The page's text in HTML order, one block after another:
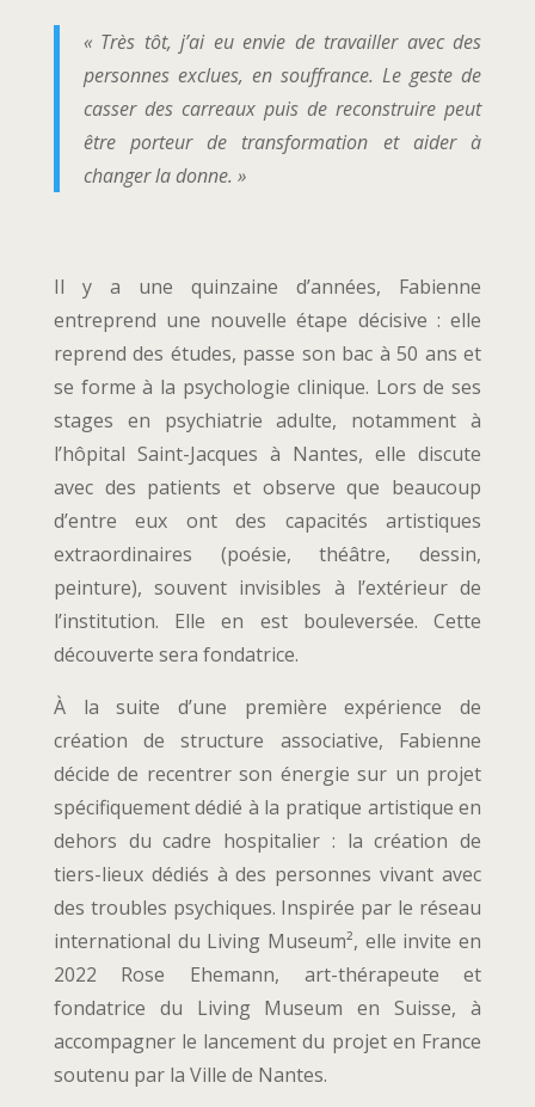
« Très tôt, j’ai eu envie de travailler avec des
personnes exclues, en souffrance. Le geste de
casser des carreaux puis de reconstruire peut
être porteur de transformation et aider à
changer la donne. »
Il y a une quinzaine d’années, Fabienne
entreprend une nouvelle étape décisive : elle
reprend des études, passe son bac à 50 ans et
se forme à la psychologie clinique. Lors de ses
stages en psychiatrie adulte, notamment à
l’hôpital Saint-Jacques à Nantes, elle discute
avec des patients et observe que beaucoup
d’entre eux ont des capacités artistiques
extraordinaires (poésie, théâtre, dessin,
peinture), souvent invisibles à l’extérieur de
l’institution. Elle en est bouleversée. Cette
découverte sera fondatrice.
À la suite d’une première expérience de
création de structure associative, Fabienne
décide de recentrer son énergie sur un projet
spécifiquement dédié à la pratique artistique en
dehors du cadre hospitalier : la création de
tiers-lieux dédiés à des personnes vivant avec
des troubles psychiques. Inspirée par le réseau
international du Living Museum², elle invite en
2022 Rose Ehemann, art-thérapeute et
fondatrice du Living Museum en Suisse, à
accompagner le lancement du projet en France
soutenu par la Ville de Nantes.